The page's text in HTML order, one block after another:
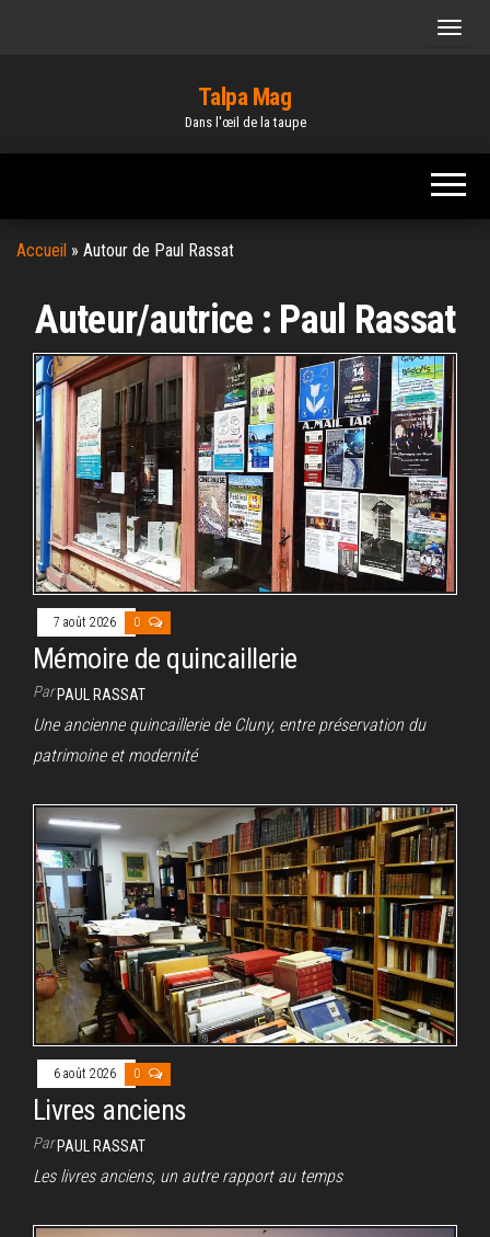
Talpa Mag
Dans l'œil de la taupe
Accueil » Autour de Paul Rassat
Auteur/autrice : Paul Rassat
7 août 2026 0
Mémoire de quincaillerie
ParPAUL RASSAT
Une ancienne quincaillerie de Cluny, entre préservation du
patrimoine et modernité
6 août 2026 0
Livres anciens
ParPAUL RASSAT
Les livres anciens, un autre rapport au temps